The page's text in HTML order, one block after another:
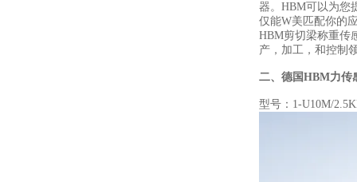
器。HBM可以为您
仅能W美匹配你的
HBM剪切梁称重传
产，加工，和控制
二、 德国HBM力传
型号：1-U10M/